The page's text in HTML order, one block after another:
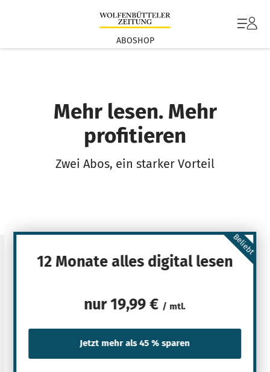
ABOSHOP
Mehr lesen. Mehr
profitieren
Zwei Abos, ein starker Vorteil
Beliebt
12 Monate alles digital lesen
nur19,99 € / mtl.